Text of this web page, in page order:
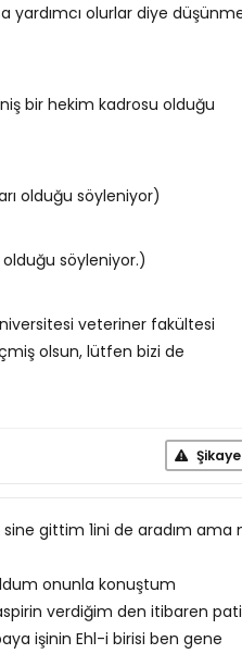
yardımcı olurlar diye
bir hekim kadrosu olduğu
olduğu söyleniyor)
söyleniyor.)
veteriner fakültesi
olsun, lütfen bizi de
gittim 1ini de aradım ama
onunla konuştum
verdiğim den itibaren
işinin Ehl-i birisi ben gene